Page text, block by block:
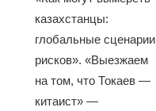
казахстанцы:
глобальные сценарии
рисков». «Выезжаем
на том, что Токаев —
китаист» —